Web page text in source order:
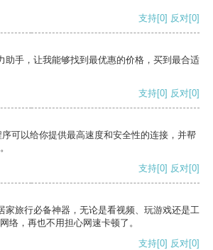
支持[0] 反对[0]
助手，让我能够找到最优惠的价格，买到最合适
支持[0] 反对[0]
可以给你提供最高速度和安全性的连接，并帮
支持[0] 反对[0]
家旅行必备神器，无论是看视频、玩游戏还是工
络，再也不用担心网速卡顿了。
支持[0] 反对[0]